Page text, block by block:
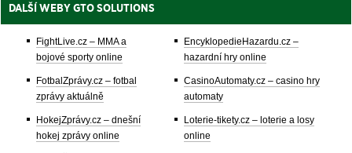
DALŠÍ WEBY GTO SOLUTIONS
FightLive.cz – MMA a
bojové sporty online
FotbalZprávy.cz – fotbal
zprávy aktuálně
HokejZprávy.cz – dnešní
hokej zprávy online
EncyklopedieHazardu.cz –
hazardní hry online
CasinoAutomaty.cz – casino hry
automaty
Loterie-tikety.cz – loterie a losy
online